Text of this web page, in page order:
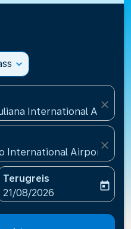
expand_more
International
close
International
close
aria-label
Terugreis
fc-booking-return-date-
21/08/2026
today